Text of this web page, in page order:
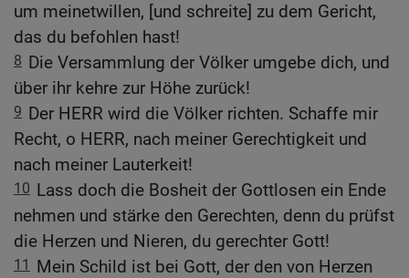
um meinetwillen, [und schreite] zu dem Gericht,
das du befohlen hast!
8 Die Versammlung der Völker umgebe dich, und
über ihr kehre zur Höhe zurück!
9 Der HERR wird die Völker richten. Schaffe mir
Recht, o HERR, nach meiner Gerechtigkeit und
nach meiner Lauterkeit!
10 Lass doch die Bosheit der Gottlosen ein Ende
nehmen und stärke den Gerechten, denn du prüfst
die Herzen und Nieren, du gerechter Gott!
11 Mein Schild ist bei Gott, der den von Herzen